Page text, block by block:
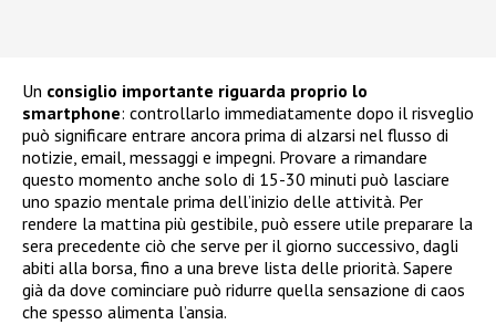
Un consiglio importante riguarda proprio lo
smartphone: controllarlo immediatamente dopo il risveglio
può significare entrare ancora prima di alzarsi nel flusso di
notizie, email, messaggi e impegni. Provare a rimandare
questo momento anche solo di 15-30 minuti può lasciare
uno spazio mentale prima dell’inizio delle attività. Per
rendere la mattina più gestibile, può essere utile preparare la
sera precedente ciò che serve per il giorno successivo, dagli
abiti alla borsa, fino a una breve lista delle priorità. Sapere
già da dove cominciare può ridurre quella sensazione di caos
che spesso alimenta l’ansia.